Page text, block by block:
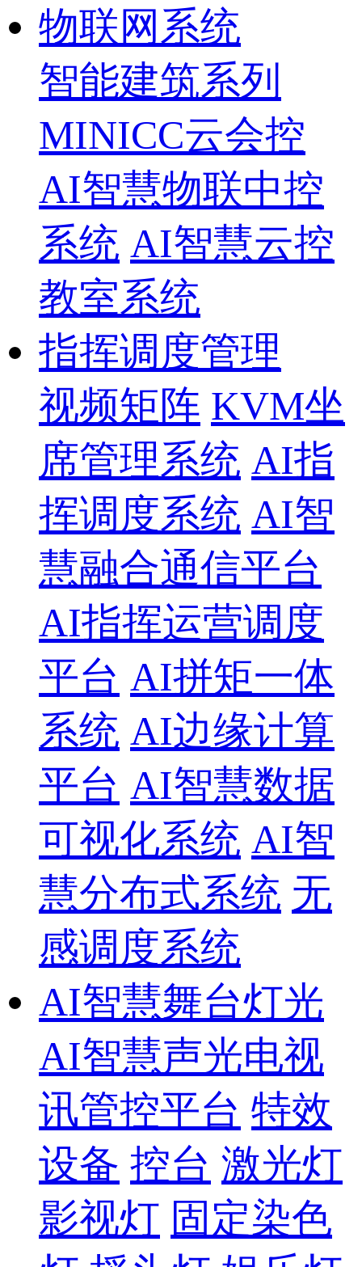
物联网系统
智能建筑系列
MINICC云会控
AI智慧物联中控
系统 AI智慧云控
教室系统
指挥调度管理
视频矩阵 KVM坐
席管理系统 AI指
挥调度系统 AI智
慧融合通信平台
AI指挥运营调度
平台 AI拼矩一体
系统 AI边缘计算
平台 AI智慧数据
可视化系统 AI智
慧分布式系统 无
感调度系统
AI智慧舞台灯光
AI智慧声光电视
讯管控平台 特效
设备 控台 激光灯
影视灯 固定染色